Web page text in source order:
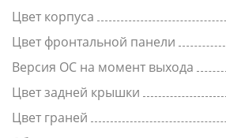
Цвет корпуса
Цвет фронтальной панели
Версия ОС на момент выхода
Цвет задней крышки
Цвет граней